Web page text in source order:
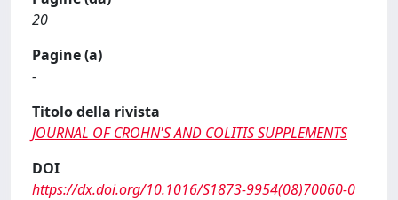
20
Pagine (a)
-
Titolo della rivista
JOURNAL OF CROHN'S AND COLITIS SUPPLEMENTS
DOI
https://dx.doi.org/10.1016/S1873-9954(08)70060-0